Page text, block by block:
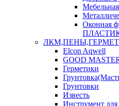
Оконная
Elcon Aqwell
GOOD
Герметики
Грунтовки
Известь
Инструмент